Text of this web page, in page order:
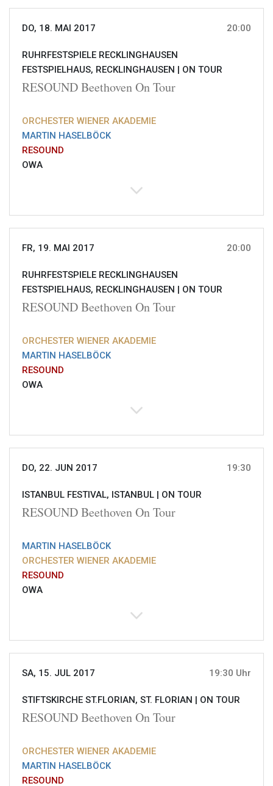
DO, 18. MAI 2017 20:00
RUHRFESTSPIELE RECKLINGHAUSEN
FESTSPIELHAUS, RECKLINGHAUSEN | ON TOUR
RESOUND Beethoven On Tour
ORCHESTER WIENER AKADEMIE
MARTIN HASELBÖCK
RESOUND
OWA
FR, 19. MAI 2017 20:00
RUHRFESTSPIELE RECKLINGHAUSEN
FESTSPIELHAUS, RECKLINGHAUSEN | ON TOUR
RESOUND Beethoven On Tour
ORCHESTER WIENER AKADEMIE
MARTIN HASELBÖCK
RESOUND
OWA
DO, 22. JUN 2017 19:30
ISTANBUL FESTIVAL, ISTANBUL | ON TOUR
RESOUND Beethoven On Tour
MARTIN HASELBÖCK
ORCHESTER WIENER AKADEMIE
RESOUND
OWA
SA, 15. JUL 2017 19:30 Uhr
STIFTSKIRCHE ST.FLORIAN, ST. FLORIAN | ON TOUR
RESOUND Beethoven On Tour
ORCHESTER WIENER AKADEMIE
MARTIN HASELBÖCK
RESOUND